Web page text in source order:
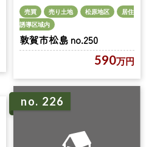
売買 売り土地 松原地区
居住
誘導区域内
敦賀市松島 no.250
590万円
no. 226